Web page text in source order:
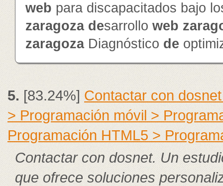
web para discapacitados bajo
zaragoza desarrollo web
zaragozaDiagnóstico de
5.[83.24%] Contactar con
> Programación móvil >
Programación HTML5 >
Contactar con dosnet. Un
que ofrece soluciones